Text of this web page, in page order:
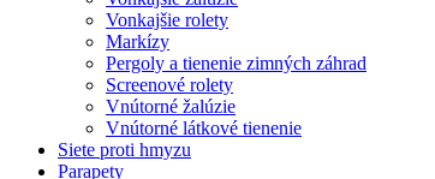
Vonkajšie rolety
Markízy
Pergoly a tienenie zimných záhrad
Screenové rolety
Vnútorné žalúzie
Vnútorné látkové tienenie
Siete proti hmyzu
Parapety